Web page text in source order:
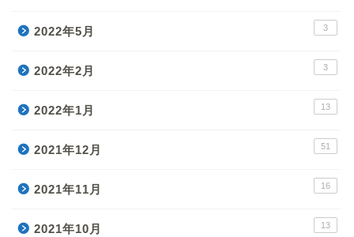
2022年5月 3
2022年2月 3
2022年1月 13
2021年12月 51
2021年11月 16
2021年10月 13